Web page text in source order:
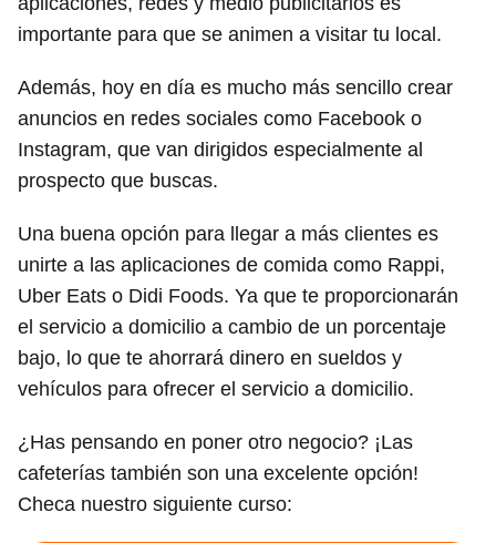
importante para que se animen a visitar tu local.
Además, hoy en día es mucho más sencillo crear
anuncios en redes sociales como Facebook o
Instagram, que van dirigidos especialmente al
prospecto que buscas.
Una buena opción para llegar a más clientes es
unirte a las aplicaciones de comida como Rappi,
Uber Eats o Didi Foods. Ya que te proporcionarán
el servicio a domicilio a cambio de un porcentaje
bajo, lo que te ahorrará dinero en sueldos y
vehículos para ofrecer el servicio a domicilio.
¿Has pensando en poner otro negocio? ¡Las
cafeterías también son una excelente opción!
Checa nuestro siguiente curso: